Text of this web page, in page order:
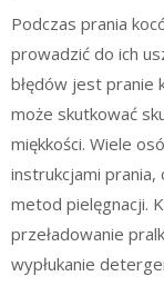
Podczas prania
prowadzić do ich
błędów jest
może skutkować
miękkości. Wiele
instrukcjami prania,
metod pielęgnacji.
przeładowanie
wypłukanie